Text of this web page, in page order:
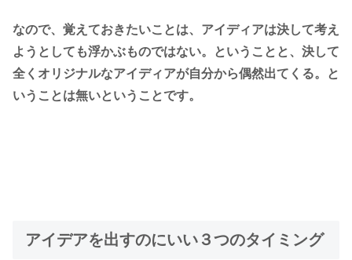
なので、覚えておきたいことは、 アイディアは決して考え
ようとしても浮かぶものではない。ということと、 決して
全くオリジナルなアイディアが自分から偶然出てくる。と
いうことは無いということです。
アイデアを出すのにいい３つのタイミング